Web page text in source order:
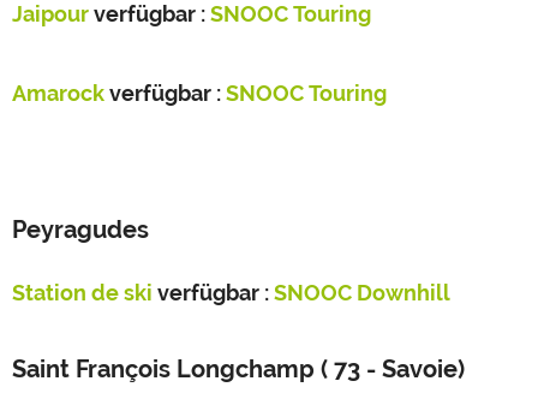
Jaipourverfügbar :SNOOC Touring
Amarockverfügbar :SNOOC Touring
Peyragudes
Station de ski verfügbar :SNOOC Downhill
Saint François Longchamp ( 73 - Savoie)